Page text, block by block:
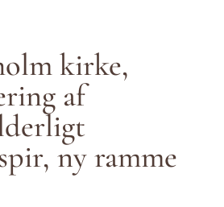
kirke,
af
ny ramme